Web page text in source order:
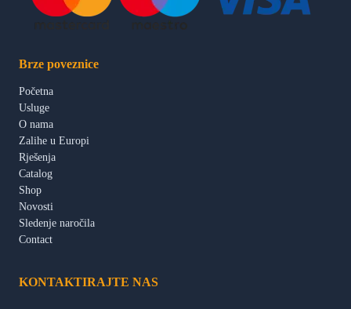
Brze poveznice
Početna
Usluge
O nama
Zalihe u Europi
Rješenja
Catalog
Shop
Novosti
Sledenje naročila
Contact
KONTAKTIRAJTE NAS